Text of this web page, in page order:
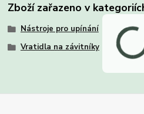
Zboží zařazeno v
Nástroje pro upínání
Vratidla na závitníky